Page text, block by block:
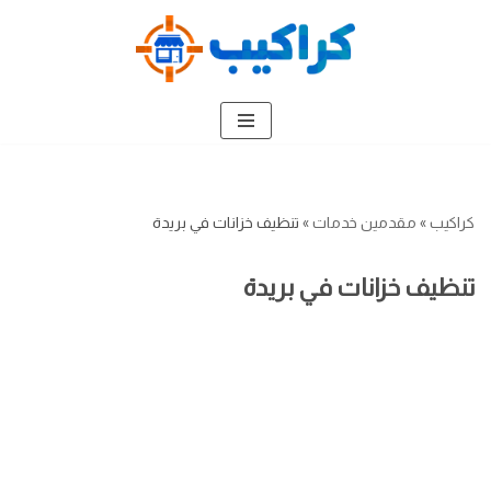
كراكيب» مقدمين خدمات» تنظيف خزانات في بريدة
تنظيف خزانات في بريدة